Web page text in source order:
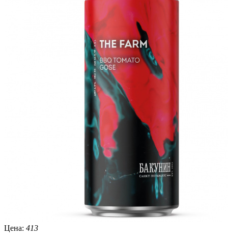
Цена: 413